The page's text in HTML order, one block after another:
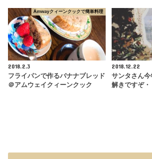
Amwayクィーンクックで簡単料理
2018.2.3
フライパンで作るバナナブレッド
＠アムウェイクィーンクック
2018.12.22
サンタさん
解きですぞ・